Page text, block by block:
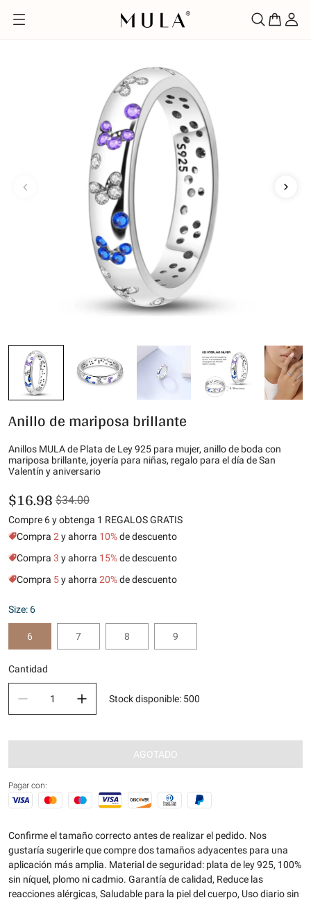
Anillo de mariposa brillante
Anillos MULA de Plata de Ley 925 para mujer, anillo de boda con
mariposa brillante, joyería para niñas, regalo para el día de San
Valentín y aniversario
$16.98 $34.00
Compre 6 y obtenga 1 REGALOS GRATIS
Compra 2 y ahorra 10%de descuento
Compra 3 y ahorra 15%de descuento
Compra 5y ahorra 20%de descuento
Size: 6
6 7 8 9
Cantidad
Stock disponible: 500
AGOTADO
Pagar con:
Confirme el tamaño correcto antes de realizar el pedido. Nos
gustaría sugerirle que compre dos tamaños adyacentes para una
aplicación más amplia. Material de seguridad: plata de ley 925, 100%
sin níquel, plomo ni cadmio. Garantía de calidad, Reduce las
reacciones alérgicas, Saludable para la piel del cuerpo, Uso diario sin